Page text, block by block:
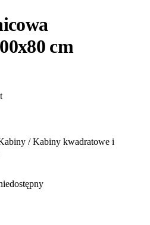
cm
/ Kabiny kwadratowe i